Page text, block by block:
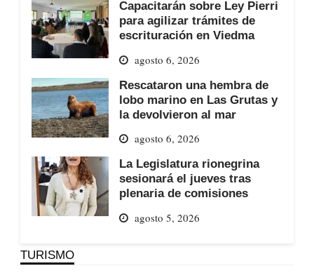
Capacitarán sobre Ley Pierri
para agilizar trámites de
escrituración en Viedma
agosto 6, 2026
Rescataron una hembra de
lobo marino en Las Grutas y
la devolvieron al mar
agosto 6, 2026
La Legislatura rionegrina
sesionará el jueves tras
plenaria de comisiones
agosto 5, 2026
TURISMO